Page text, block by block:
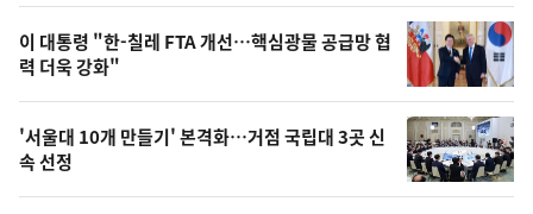
오
늘
의
사
진
이 대통령 "한-칠레 FTA 개선…핵심광물 공급망 협
력 더욱 강화"
'서울대 10개 만들기' 본격화…거점 국립대 3곳 신
속 선정